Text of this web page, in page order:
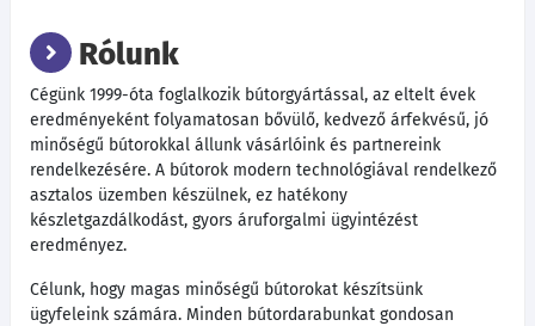
Rólunk
Cégünk 1999-óta foglalkozik bútorgyártással, az eltelt évek
eredményeként folyamatosan bővülő, kedvező árfekvésű, jó
minőségű bútorokkal állunk vásárlóink és partnereink
rendelkezésére. A bútorok modern technológiával rendelkező
asztalos üzemben készülnek, ez hatékony
készletgazdálkodást, gyors áruforgalmi ügyintézést
eredményez.
Célunk, hogy magas minőségű bútorokat készítsünk
ügyfeleink számára. Minden bútordarabunkat gondosan